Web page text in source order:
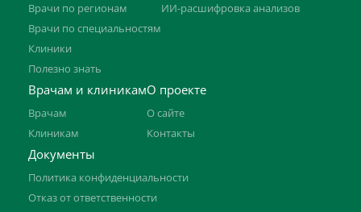
Врачи по регионам
Врачи по специальностям
Клиники
Полезно знать
ИИ-расшифровка анализов
Врачам и клиникам
Врачам
Клиникам
О проекте
О сайте
Контакты
Документы
Политика конфиденциальности
Отказ от ответственности